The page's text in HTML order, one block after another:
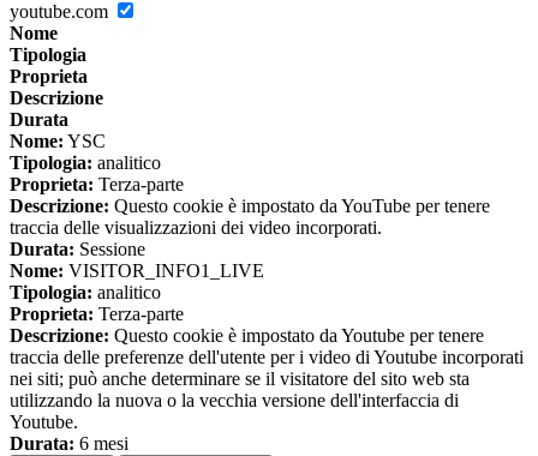
youtube.com
Nome
Tipologia
Proprieta
Descrizione
Durata
Nome: YSC
Tipologia: analitico
Proprieta: Terza-parte
Descrizione: Questo cookie è impostato da YouTube per tenere
traccia delle visualizzazioni dei video incorporati.
Durata: Sessione
Nome: VISITOR_INFO1_LIVE
Tipologia: analitico
Proprieta: Terza-parte
Descrizione: Questo cookie è impostato da Youtube per tenere
traccia delle preferenze dell'utente per i video di Youtube incorporati
nei siti; può anche determinare se il visitatore del sito web sta
utilizzando la nuova o la vecchia versione dell'interfaccia di
Youtube.
Durata: 6 mesi